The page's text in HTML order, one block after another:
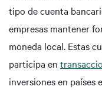
tipo de cuenta
empresas mantener
moneda local. Estas
participa en
inversiones en países